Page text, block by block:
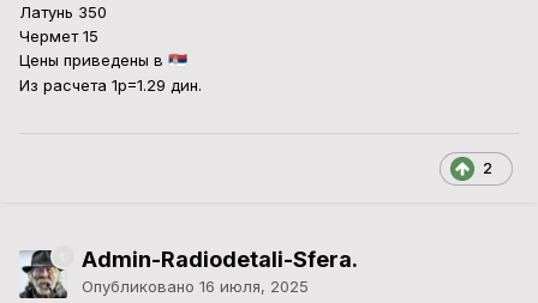
Латунь 350
Чермет 15
Цены приведены в 🇷🇸
Из расчета 1р=1.29 дин.
2
Admin-Radiodetali-Sfera.
Опубликовано 16 июля, 2025